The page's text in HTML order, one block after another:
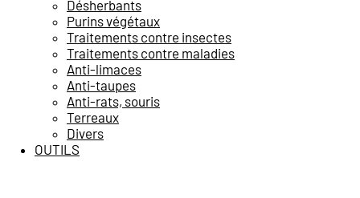
Désherbants
Purins végétaux
Traitements contre insectes
Traitements contre maladies
Anti-limaces
Anti-taupes
Anti-rats, souris
Terreaux
Divers
OUTILS